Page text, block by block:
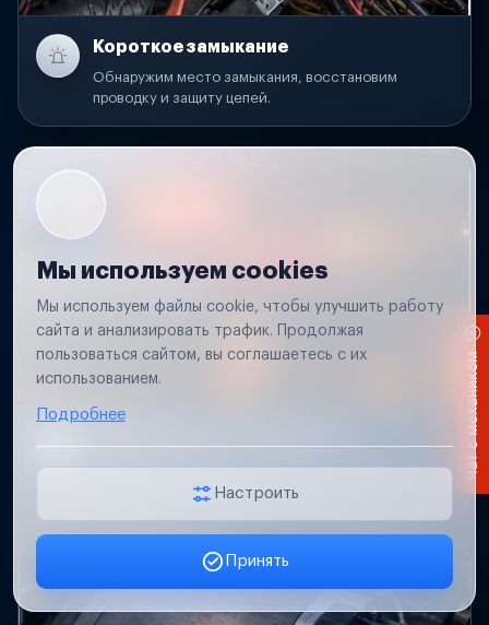
Короткое замыкание
Обнаружим место замыкания, восстановим
проводку и защиту цепей.
Проверим проводку и разъемы, восстановим
освещение прицепа.
Мы используем cookies
Мы используем файлы cookie, чтобы улучшить работу
сайта и анализировать трафик. Продолжая
пользоваться сайтом, вы соглашаетесь с их
использованием.
Подробнее
Настроить
Принять
Заявка онлайн
Чат с механиком